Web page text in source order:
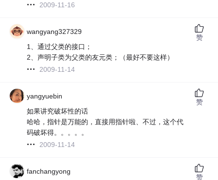
2009-11-16
wangyang327329
1、通过父类的接口；
2、声明子类为父类的友元类；（最好不要这样）
2009-11-14
赞
yangyuebin
如果讲究破坏性的话
哈哈，指针是万能的，直接用指针啦、不过，这个代
码破坏得。。。。。
2009-11-14
赞
fanchangyong
赞